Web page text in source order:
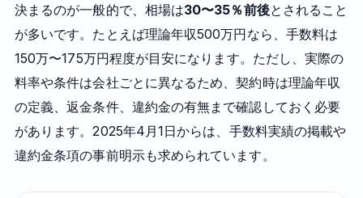
決まるのが一般的で、相場は30〜35％前後とされること
が多いです。たとえば理論年収500万円なら、手数料は
150万〜175万円程度が目安になります。ただし、実際の
料率や条件は会社ごとに異なるため、契約時は理論年収
の定義、返金条件、違約金の有無まで確認しておく必要
があります。2025年4月1日からは、手数料実績の掲載や
違約金条項の事前明示も求められています。